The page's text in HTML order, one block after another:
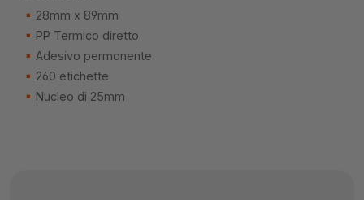
28mm x 89mm
PP Termico diretto
Adesivo permanente
260 etichette
Nucleo di 25mm